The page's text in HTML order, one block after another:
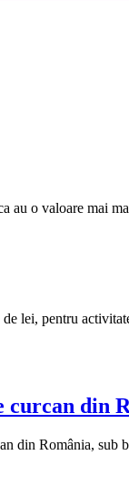
au o valoare mai
lei, pentru
curcan din
din România, sub